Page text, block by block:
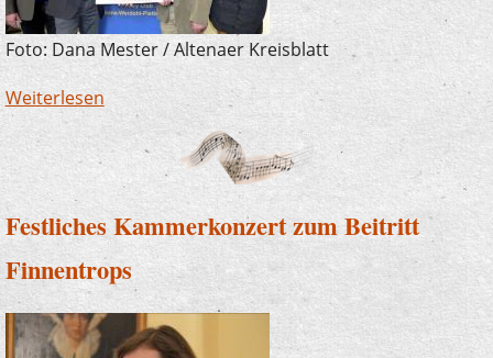
Foto: Dana Mester / Altenaer Kreisblatt
Weiterlesen über Rotary Club spendet 5000 Euro an
Musikschule Lennetal
Festliches Kammerkonzert zum Beitritt
Finnentrops